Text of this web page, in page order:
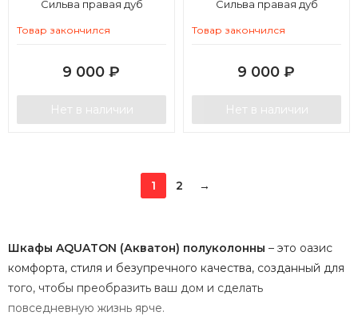
Сильва правая дуб
Товар закончился
9 000 ₽
Нет в наличии
Сильва правая дуб
Товар закончился
9 000 ₽
Нет в наличии
1 2 →
Шкафы AQUATON (Акватон) полуколонны – это оазис
комфорта, стиля и безупречного качества, созданный для
того, чтобы преобразить ваш дом и сделать
повседневную жизнь ярче.